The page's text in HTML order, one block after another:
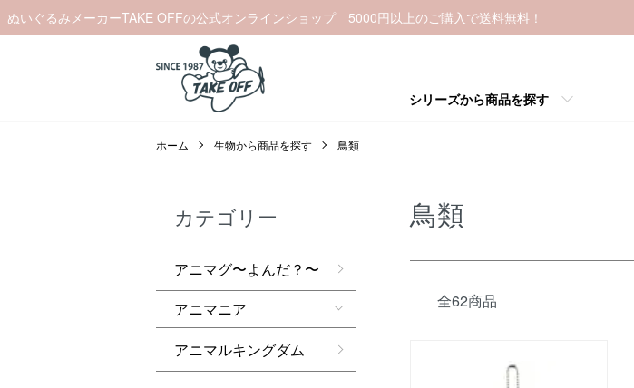
ぬいぐるみメーカーTAKE OFFの公式オンラインショップ 5000円以上のご購入で送料無料！
シリーズから商品を探す
ホーム 生物から商品を探す 鳥類
鳥類
全62商品
カテゴリー
アニマグ〜よんだ？〜
アニマニア
アニマルキングダム